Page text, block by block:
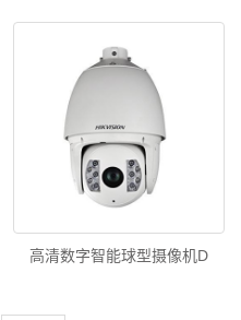
高清数字智能球型摄像机D